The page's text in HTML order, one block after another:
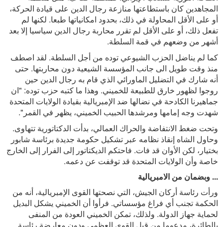
المجاهدين كان باستطاعتها منازعة رجال الدين على قيادة الحركة،
أو على الأقل المحاولة في ذلك، بحدود امكانياتها طبعا. لكنها لم
تفعل ذلك، أو على الأقل لم تقرر محاربة رجال الدين سياسيا إلا بعد
أشهر من وضعهم في قمة السلطة.
كما لم يناضل الحزب الشيوعي توده من أجل السلطة. لقد اصطف
منذ وقت طويل الى جانب المؤسسة الشيعية دون محاربتها. حتى
أنه شارك في التضليل الماورائي الذي قام به رجال الدين حين
روجوا لظهور خارق للطبيعة للخميني. وهذا ما كتبه حزب توده: "ان
جماهيرنا الكادحة في نضالها ضد الإمبريالية بقيادة الولايات المتحدة
شهدت وجه إمامها ومرشدها الحبيب الخميني، يظهر في القمر".
وتحت ضغط الانتفاضة والحراك العمالي، بدأت الدكتاتورية تتهاوى.
وحاول الشاه إنقاذ نظامه عبر تشكيل حكومة جديدة برئاسة شابور
بختيار، لكن الأوان قد فات. فاحتكم الديكتاتور إلى الفرار إلى الخارج
خاصة وأن الولايات المتحدة قد توقفت عن دعمه.
... وبضمان من الامبريالية
ورأت رئاسة أركان الجيش، التي نصحتها القوى الإمبريالية، أنه من
الحكمة تجنب أي فراغ مؤسساتي. فرأوا أن الخميني يشكل البديل
لحماية جهاز الدولة. ولذلك، تمكن الخميني العودة من المنفى